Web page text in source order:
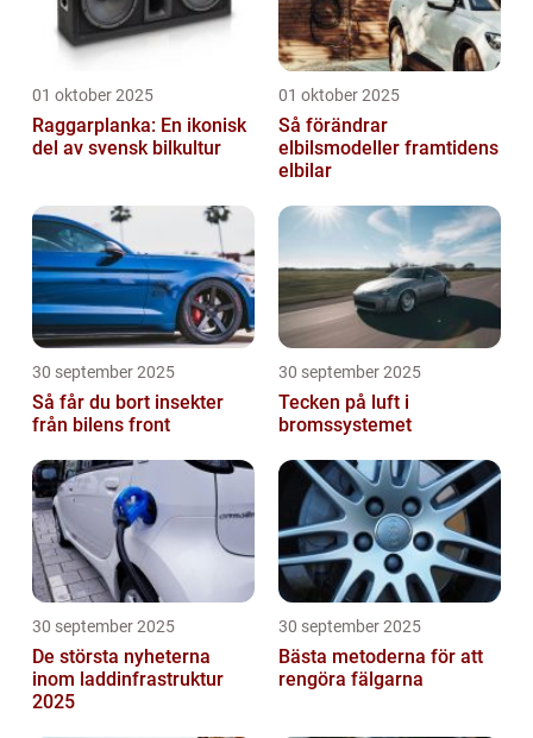
01 oktober 2025
Raggarplanka: En ikonisk
del av svensk bilkultur
01 oktober 2025
Så förändrar
elbilsmodeller framtidens
elbilar
30 september 2025
Så får du bort insekter
från bilens front
30 september 2025
Tecken på luft i
bromssystemet
30 september 2025
De största nyheterna
inom laddinfrastruktur
2025
30 september 2025
Bästa metoderna för att
rengöra fälgarna